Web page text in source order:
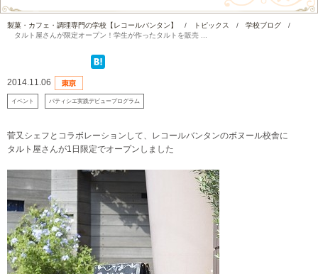
製菓・カフェ・調理専門の学校【レコールバンタン】 / トピックス / 学校ブログ
/
タルト屋さんが限定オープン！学生が作ったタルトを販売 ...
2014.11.06
イベント パティシエ実践デビュープログラム
菅又シェフとコラボレーションして、レコールバンタンのボヌール校舎に
タルト屋さんが1日限定でオープンしました